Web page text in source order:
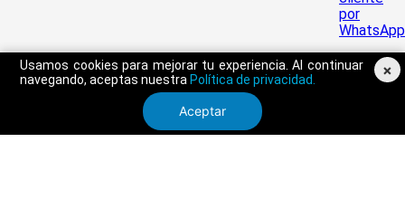
Usamos cookies para mejorar tu experiencia. Al continuar
navegando, aceptas nuestra Política de privacidad.
Aceptar
×